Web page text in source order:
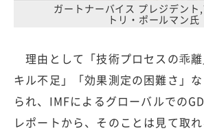
ガートナーバイス プレジデント
トリ・ポールマン氏
理由として「技術プロセスの乖
キル不足」「効果測定の困難さ」
られ、IMFによるグローバルでの
レポートから、そのことは見て取れ